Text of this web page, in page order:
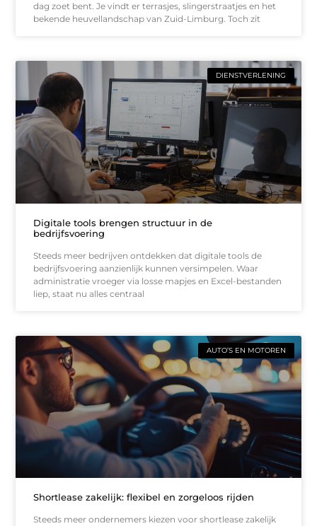
dag zoet bent. Je vindt er terrasjes, slingerstraatjes en het
bekende heuvellandschap van Zuid-Limburg. Toch zit
DIENSTVERLENING
Digitale tools brengen structuur in de
bedrijfsvoering
Steeds meer bedrijven ontdekken dat digitale tools de
bedrijfsvoering aanzienlijk kunnen versimpelen. Waar
administratie vroeger via losse mapjes en Excel-bestanden
liep, staat nu alles centraal
AUTO’S EN MOTOREN
Shortlease zakelijk: flexibel en zorgeloos rijden
Steeds meer ondernemers kiezen voor shortlease zakelijk